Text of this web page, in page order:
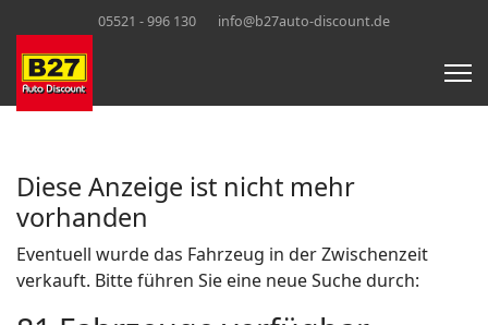
05521 - 996 130 info@b27auto-discount.de
Diese Anzeige ist nicht mehr
vorhanden
Eventuell wurde das Fahrzeug in der Zwischenzeit
verkauft. Bitte führen Sie eine neue Suche durch: